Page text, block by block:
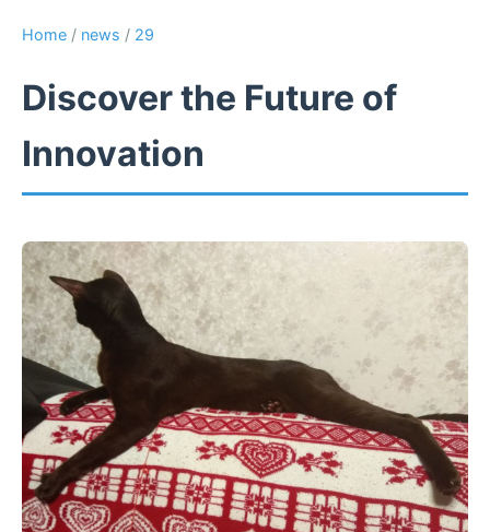
Home / news / 29
Discover the Future of
Innovation